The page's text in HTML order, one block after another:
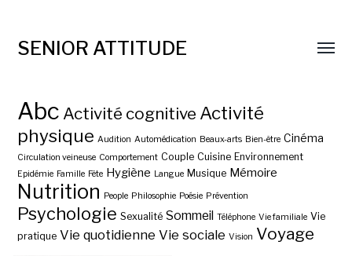
SENIOR ATTITUDE
Abc Activité cognitive Activité
physique Audition Automédication Beaux-arts Bien-être Cinéma
Circulation veineuse Comportement Couple Cuisine Environnement
Epidémie Famille Fête Hygiène Langue Musique Mémoire
Nutrition People Philosophie Poésie Prévention
Psychologie Sexualité Sommeil Téléphone Vie familiale Vie
pratique Vie quotidienne Vie sociale Vision Voyage